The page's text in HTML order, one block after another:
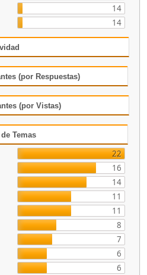
14
14
(por Respuestas)
(por Vistas)
Temas
22
16
14
11
11
8
7
6
6